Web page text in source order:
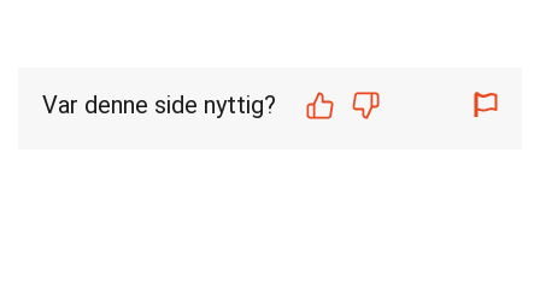
Var denne side nyttig?